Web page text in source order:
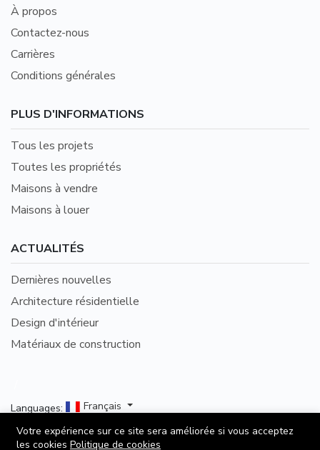
À propos
Contactez-nous
Carrières
Conditions générales
PLUS D'INFORMATIONS
Tous les projets
Toutes les propriétés
Maisons à vendre
Maisons à louer
ACTUALITÉS
Dernières nouvelles
Architecture résidentielle
Design d'intérieur
Matériaux de construction
Languages: Français
©2026 Immo-Proche.fr - Publiez gratuitement votre
Votre expérience sur ce site sera améliorée si vous acceptez
les cookies Politique de cookies